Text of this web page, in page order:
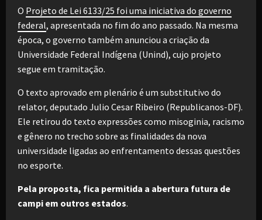
O Projeto de Lei 6133/25 foi uma iniciativa do governo
federal, apresentada no fim do ano passado. Na mesma
época, o governo também anunciou a criação da
Universidade Federal Indígena (Unind), cujo projeto
segue em tramitação.
O texto aprovado em plenário é um substitutivo do
relator, deputado Julio Cesar Ribeiro (Republicanos-DF).
Ele retirou do texto expressões como misoginia, racismo
e gênero no trecho sobre as finalidades da nova
universidade ligadas ao enfrentamento dessas questões
no esporte.
Pela proposta, fica permitida a abertura futura de
campi em outros estados.